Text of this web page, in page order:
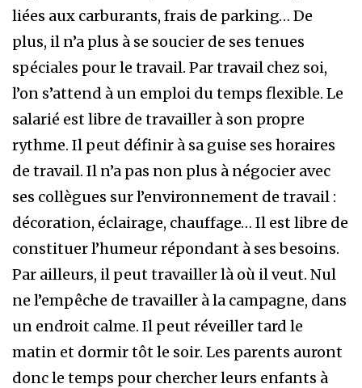
liées aux carburants, frais de parking… De
plus, il n’a plus à se soucier de ses tenues
spéciales pour le travail. Par travail chez soi,
l’on s’attend à un emploi du temps flexible. Le
salarié est libre de travailler à son propre
rythme. Il peut définir à sa guise ses horaires
de travail. Il n’a pas non plus à négocier avec
ses collègues sur l’environnement de travail :
décoration, éclairage, chauffage… Il est libre de
constituer l’humeur répondant à ses besoins.
Par ailleurs, il peut travailler là où il veut. Nul
ne l’empêche de travailler à la campagne, dans
un endroit calme. Il peut réveiller tard le
matin et dormir tôt le soir. Les parents auront
donc le temps pour chercher leurs enfants à